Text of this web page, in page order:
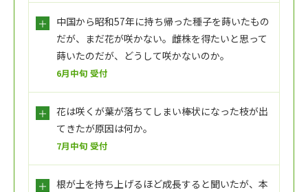
中国から昭和57年に持ち帰った種子を蒔いたもの
だが、まだ花が咲かない。雌株を得たいと思って
蒔いたのだが、どうして咲かないのか。
6月中旬 受付
花は咲くが葉が落ちてしまい棒状になった枝が出
てきたが原因は何か。
7月中旬 受付
根が土を持ち上げるほど成長すると聞いたが、本